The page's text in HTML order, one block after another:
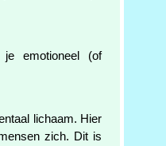
je emotioneel (of
lichaam. Hier
zich. Dit is